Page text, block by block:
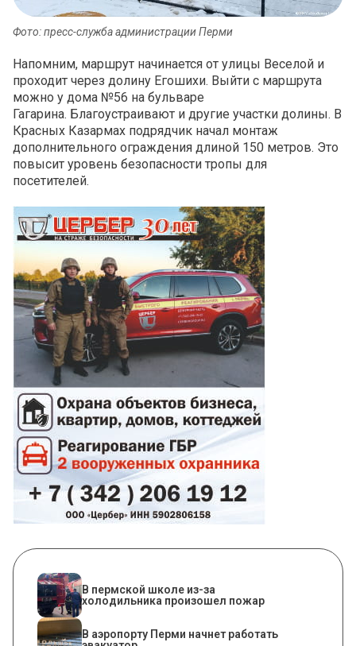
Фото: пресс-служба администрации Перми
Напомним, маршрут начинается от улицы Веселой и
проходит через долину Егошихи. Выйти с маршрута
можно у дома №56 на бульваре
Гагарина. Благоустраивают и другие участки долины. В
Красных Казармах подрядчик начал монтаж
дополнительного ограждения длиной 150 метров. Это
повысит уровень безопасности тропы для
посетителей.
​В пермской школе из-за
холодильника произошел пожар
В аэропорту Перми начнет работать